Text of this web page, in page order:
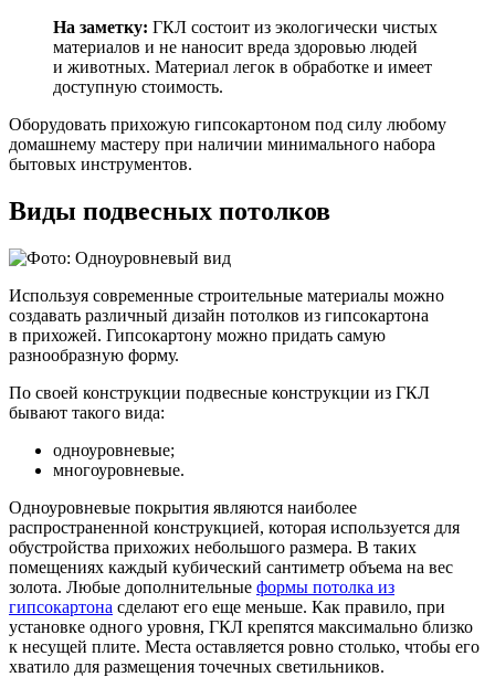
На заметку: ГКЛ состоит из экологически чистых
материалов и не наносит вреда здоровью людей
и животных. Материал легок в обработке и имеет
доступную стоимость.
Оборудовать прихожую гипсокартоном под силу любому
домашнему мастеру при наличии минимального набора
бытовых инструментов.
Виды подвесных потолков
Используя современные строительные материалы можно
создавать различный дизайн потолков из гипсокартона
в прихожей. Гипсокартону можно придать самую
разнообразную форму.
По своей конструкции подвесные конструкции из ГКЛ
бывают такого вида:
одноуровневые;
многоуровневые.
Одноуровневые покрытия являются наиболее
распространенной конструкцией, которая используется для
обустройства прихожих небольшого размера. В таких
помещениях каждый кубический сантиметр объема на вес
золота. Любые дополнительные формы потолка из
гипсокартона сделают его еще меньше. Как правило, при
установке одного уровня, ГКЛ крепятся максимально близко
к несущей плите. Места оставляется ровно столько, чтобы его
хватило для размещения точечных светильников.